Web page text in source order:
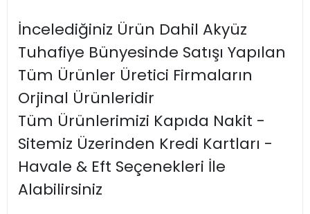
İncelediğiniz Ürün Dahil Akyüz
Tuhafiye Bünyesinde Satışı Yapılan
Tüm Ürünler Üretici Firmaların
Orjinal Ürünleridir
Tüm Ürünlerimizi Kapıda Nakit -
Sitemiz Üzerinden Kredi Kartları -
Havale & Eft Seçenekleri İle
Alabilirsiniz